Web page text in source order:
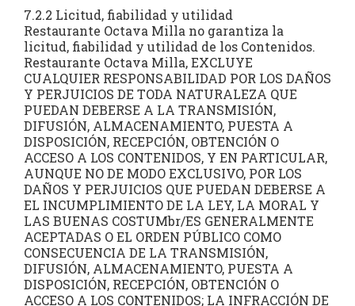
7.2.2 Licitud, fiabilidad y utilidad
Restaurante Octava Milla no garantiza la
licitud, fiabilidad y utilidad de los Contenidos.
Restaurante Octava Milla, EXCLUYE
CUALQUIER RESPONSABILIDAD POR LOS DAÑOS
Y PERJUICIOS DE TODA NATURALEZA QUE
PUEDAN DEBERSE A LA TRANSMISIÓN,
DIFUSIÓN, ALMACENAMIENTO, PUESTA A
DISPOSICIÓN, RECEPCIÓN, OBTENCIÓN O
ACCESO A LOS CONTENIDOS, Y EN PARTICULAR,
AUNQUE NO DE MODO EXCLUSIVO, POR LOS
DAÑOS Y PERJUICIOS QUE PUEDAN DEBERSE A
EL INCUMPLIMIENTO DE LA LEY, LA MORAL Y
LAS BUENAS COSTUMbr/ES GENERALMENTE
ACEPTADAS O EL ORDEN PÚBLICO COMO
CONSECUENCIA DE LA TRANSMISIÓN,
DIFUSIÓN, ALMACENAMIENTO, PUESTA A
DISPOSICIÓN, RECEPCIÓN, OBTENCIÓN O
ACCESO A LOS CONTENIDOS; LA INFRACCIÓN DE